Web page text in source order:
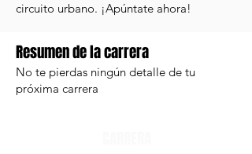
circuito urbano. ¡Apúntate ahora!
Resumen de la carrera
No te pierdas ningún detalle de tu
próxima carrera